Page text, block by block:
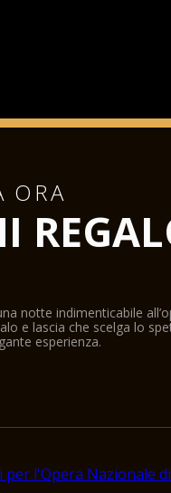
ORA
notte indimenticabile
e lascia che scelga lo
esperienza.